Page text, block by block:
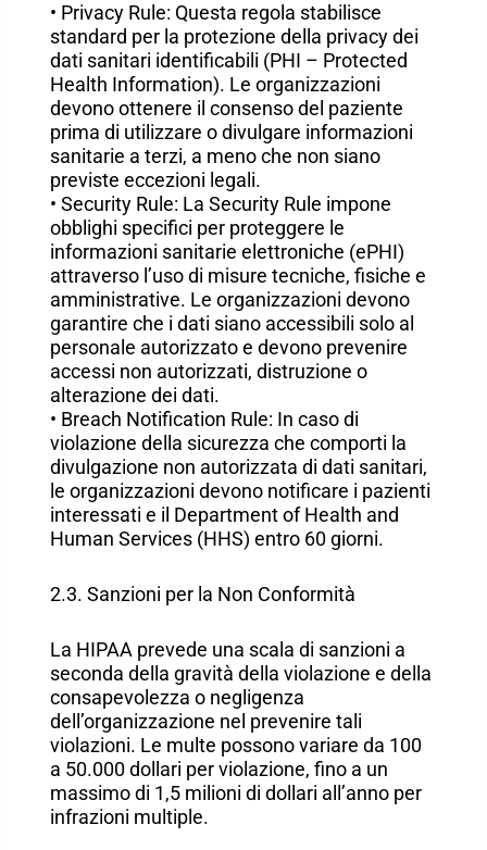
• Privacy Rule: Questa regola stabilisce
standard per la protezione della privacy dei
dati sanitari identificabili (PHI – Protected
Health Information). Le organizzazioni
devono ottenere il consenso del paziente
prima di utilizzare o divulgare informazioni
sanitarie a terzi, a meno che non siano
previste eccezioni legali.
• Security Rule: La Security Rule impone
obblighi specifici per proteggere le
informazioni sanitarie elettroniche (ePHI)
attraverso l’uso di misure tecniche, fisiche e
amministrative. Le organizzazioni devono
garantire che i dati siano accessibili solo al
personale autorizzato e devono prevenire
accessi non autorizzati, distruzione o
alterazione dei dati.
• Breach Notification Rule: In caso di
violazione della sicurezza che comporti la
divulgazione non autorizzata di dati sanitari,
le organizzazioni devono notificare i pazienti
interessati e il Department of Health and
Human Services (HHS) entro 60 giorni.
2.3. Sanzioni per la Non Conformità
La HIPAA prevede una scala di sanzioni a
seconda della gravità della violazione e della
consapevolezza o negligenza
dell’organizzazione nel prevenire tali
violazioni. Le multe possono variare da 100
a 50.000 dollari per violazione, fino a un
massimo di 1,5 milioni di dollari all’anno per
infrazioni multiple.